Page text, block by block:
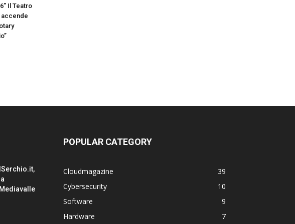
Il Teatro
accende
POPULAR CATEGORY
Cloudmagazine
39
Cybersecurity
10
Software
9
Hardware
7